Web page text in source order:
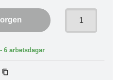
6 arbetsdagar